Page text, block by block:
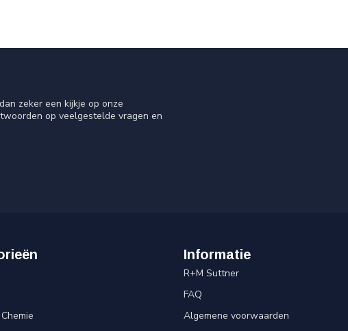
zeker een kijkje op onze
op veelgestelde vragen en
Informatie
R+M Suttner
FAQ
Algemene voorwaarden